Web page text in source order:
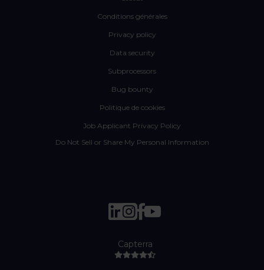
Conditions générales
Privacy policy
Data security
Subprocessors
Bug bounty
Politique de cookies
Job Applicant Privacy Policy
Do Not Sell or Share My Personal Information
Capterra